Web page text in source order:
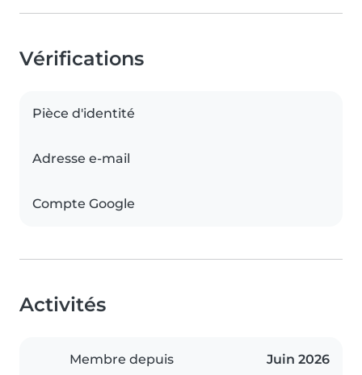
Vérifications
Pièce d'identité
Adresse e-mail
Compte Google
Activités
Membre depuis Juin 2026